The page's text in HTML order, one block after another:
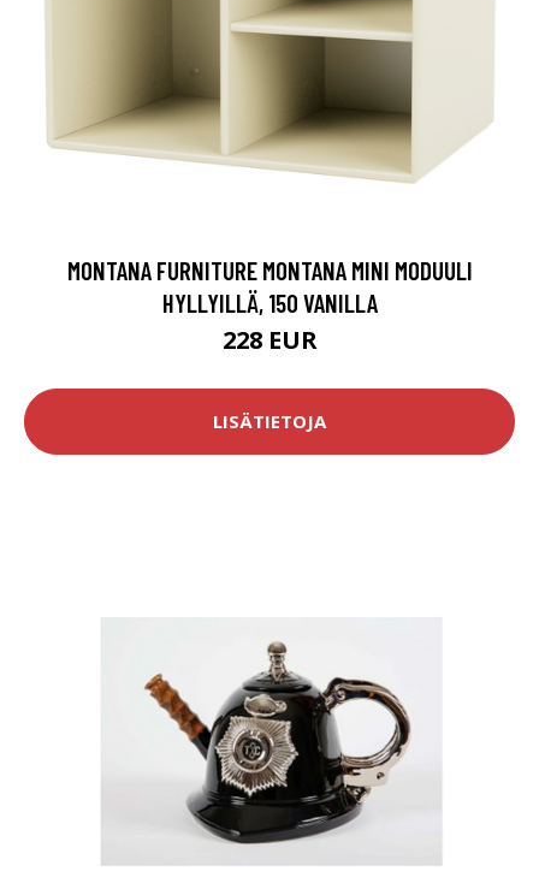
MONTANA FURNITURE MONTANA MINI MODUULI
HYLLYILLÄ, 150 VANILLA
228 EUR
LISÄTIETOJA